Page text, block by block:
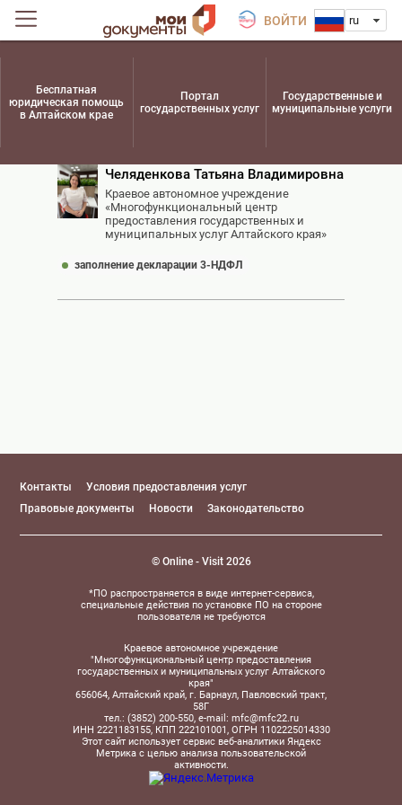
ВОЙТИ ru
Бесплатная
юридическая помощь
в Алтайском крае
Портал
государственных услуг
Государственные и
муниципальные услуги
Челяденкова Татьяна Владимировна
Краевое автономное учреждение
«Многофункциональный центр
предоставления государственных и
муниципальных услуг Алтайского края»
заполнение декларации 3-НДФЛ
Контакты
Условия предоставления услуг
Правовые документы
Новости Законодательство
© Online - Visit 2026
*ПО распространяется в виде интернет-сервиса,
специальные действия по установке ПО на стороне
пользователя не требуются
Краевое автономное учреждение
"Многофункциональный центр предоставления
государственных и муниципальных услуг Алтайского
края"
656064, Алтайский край, г. Барнаул, Павловский тракт,
58Г
тел.: (3852) 200-550, e-mail: mfc@mfc22.ru
ИНН 2221183155, КПП 222101001, ОГРН 1102225014330
Этот сайт использует сервис веб-аналитики Яндекс
Метрика с целью анализа пользовательской
активности.